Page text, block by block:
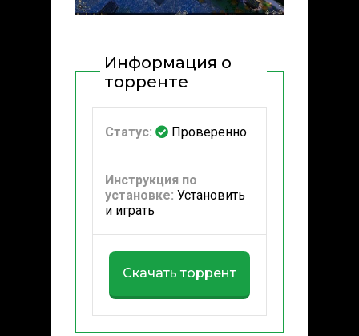
Информация о
торренте
Статус: Проверенно
Инструкция по
установке: Установить
и играть
Скачать торрент